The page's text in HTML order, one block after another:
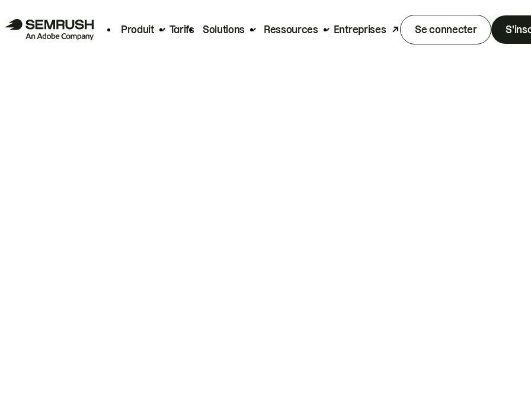
Produit Tarifs Solutions Ressources Entreprises Se connecter